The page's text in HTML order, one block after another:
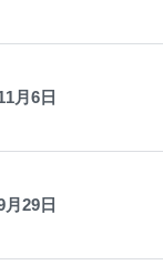
月6日
29日